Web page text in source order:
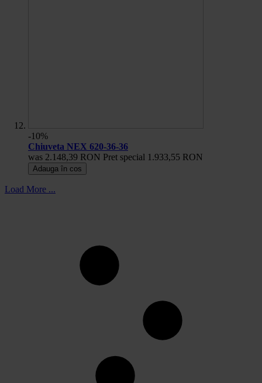
-10%
Chiuveta NEX 620-36-36
was 2.148,39 RON Pret special 1.933,55 RON
Adauga în cos
Load More ...